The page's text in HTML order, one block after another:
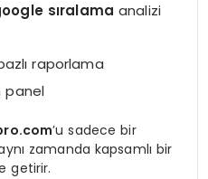
sıralama analizi
raporlama
panel
’u sadece bir
zamanda kapsamlı bir
getirir.